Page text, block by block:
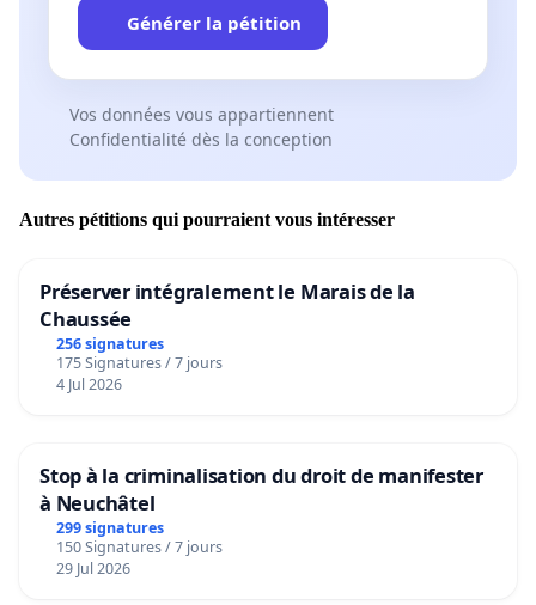
Générer la pétition
Vos données vous appartiennent
Confidentialité dès la conception
Autres pétitions qui pourraient vous intéresser
Préserver intégralement le Marais de la
Chaussée
256 signatures
175 Signatures / 7 jours
4 Jul 2026
Stop à la criminalisation du droit de manifester
à Neuchâtel
299 signatures
150 Signatures / 7 jours
29 Jul 2026